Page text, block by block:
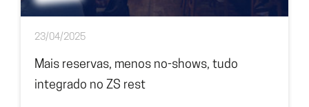
23/04/2025
Mais reservas, menos no-shows, tudo
integrado no ZS rest